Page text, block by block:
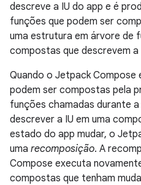
descreve a IU do app e é
funções que podem ser
uma estrutura em árvore de
compostas que descrevem a
Quando o Jetpack Compose
podem ser compostas pela
funções chamadas durante a
descrever a IU em uma
estado do app mudar, o
uma recomposição. A
Compose executa
compostas que tenham